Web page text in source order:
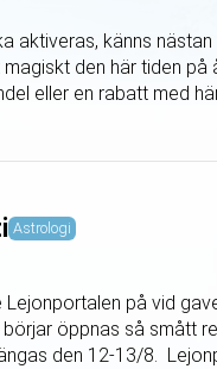
aktiveras, känns
den här tiden på
eller en rabatt med
Astrologi
Lejonportalen på vid
öppnas så smått
den 12-13/8.